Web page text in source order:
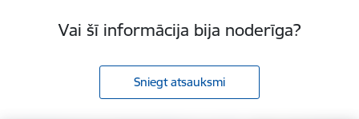
Vai šī informācija bija noderīga?
Sniegt atsauksmi